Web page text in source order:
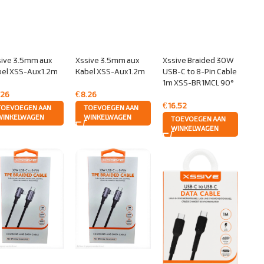
3.5mm aux
XSS-Aux1.2m
AAN
Xssive 3.5mm aux
Kabel XSS-Aux1.2m
€8.26
TOEVOEGEN AAN
WINKELWAGEN
Xssive Braided 30W
USB-C to 8-Pin Cable
1m XSS-BR1MCL 90°
€16.52
TOEVOEGEN AAN
WINKELWAGEN